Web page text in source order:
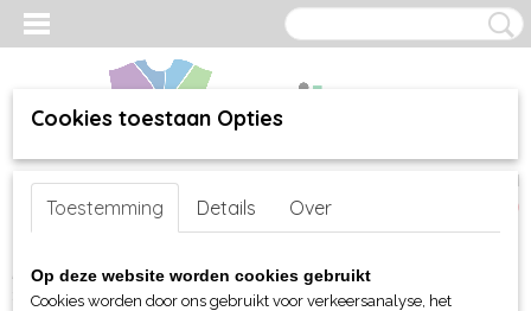
Inloggen Registreren
(0)
Home >webshop>Per merk >BagBase - tassen
> BagBasse Recycled Cross Body Pouch
Cookies toestaan Opties
Toestemming Details Over
Op deze website worden cookies gebruikt
Cookies worden door ons gebruikt voor verkeersanalyse, het